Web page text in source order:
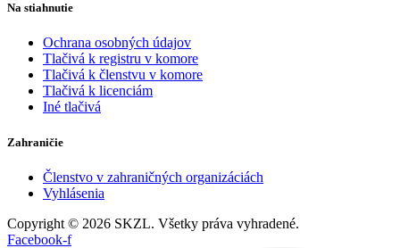
Na stiahnutie
Ochrana osobných údajov
Tlačivá k registru v komore
Tlačivá k členstvu v komore
Tlačivá k licenciám
Iné tlačivá
Zahraničie
Členstvo v zahraničných organizáciách
Vyhlásenia
Copyright © 2026 SKZL. Všetky práva vyhradené.
Facebook-f